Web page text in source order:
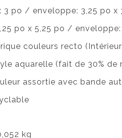
3 po / enveloppe: 3,25 po x
po x 5,25 po /
couleurs recto
aquarelle (fait de 30% de
assortie avec bande
kg